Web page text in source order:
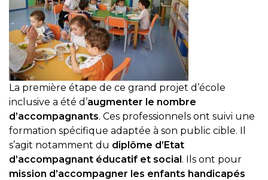
La première étape de ce grand projet d’école
inclusive a été d’augmenter le nombre
d’accompagnants. Ces professionnels ont suivi une
formation spécifique adaptée à son public cible. Il
s’agit notamment du diplôme d’Etat
d’accompagnant éducatif et social. Ils ont pour
mission d’accompagner les enfants handicapés